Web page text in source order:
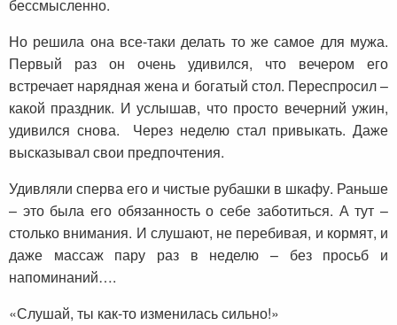
бессмысленно.
Но решила она все-таки делать то же самое для мужа.
Первый раз он очень удивился, что вечером его
встречает нарядная жена и богатый стол. Переспросил –
какой праздник. И услышав, что просто вечерний ужин,
удивился снова. Через неделю стал привыкать. Даже
высказывал свои предпочтения.
Удивляли сперва его и чистые рубашки в шкафу. Раньше
– это была его обязанность о себе заботиться. А тут –
столько внимания. И слушают, не перебивая, и кормят, и
даже массаж пару раз в неделю – без просьб и
напоминаний….
«Слушай, ты как-то изменилась сильно!»